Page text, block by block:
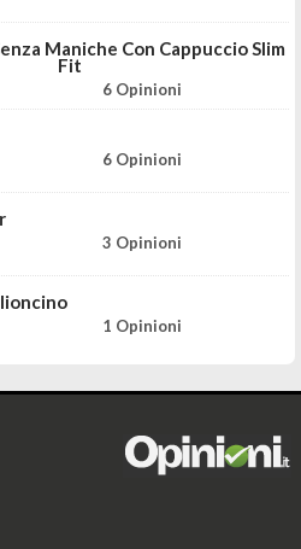
Maniche Con Cappuccio Slim
Fit
6 Opinioni
6 Opinioni
3 Opinioni
1 Opinioni